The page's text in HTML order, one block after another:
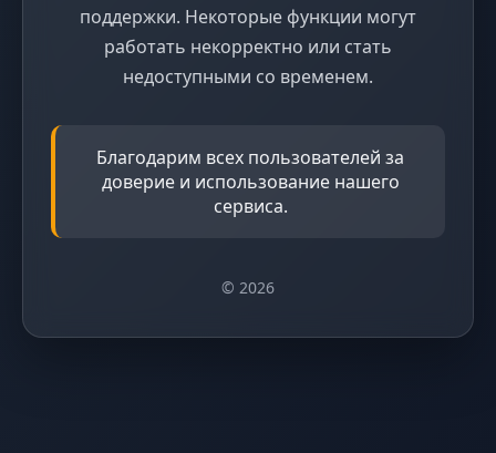
поддержки. Некоторые функции могут
работать некорректно или стать
недоступными со временем.
Благодарим всех пользователей за
доверие и использование нашего
сервиса.
© 2026